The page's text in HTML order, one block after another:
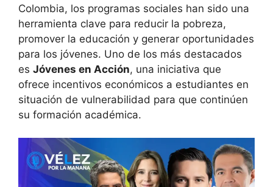
Colombia, los programas sociales han sido una
herramienta clave para reducir la pobreza,
promover la educación y generar oportunidades
para los jóvenes. Uno de los más destacados
es Jóvenes en Acción, una iniciativa que
ofrece incentivos económicos a estudiantes en
situación de vulnerabilidad para que continúen
su formación académica.